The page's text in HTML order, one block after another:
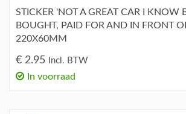
STICKER 'NOT A GREAT CAR I KNOW
BOUGHT, PAID FOR AND IN FRONT
220X60MM
€ 2.95 Incl. BTW
In voorraad